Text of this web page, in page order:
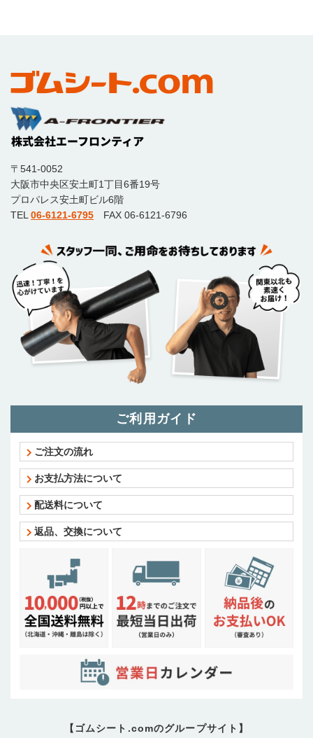
〒541-0052
大阪市中央区安土町1丁目6番19号
プロパレス安土町ビル6階
TEL 06-6121-6795 FAX 06-6121-6796
ご利用ガイド
ご注文の流れ
お支払方法について
配送料について
返品、交換について
【ゴムシート.comのグループサイト】